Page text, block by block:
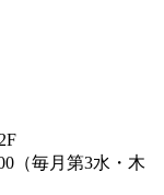
（毎月第3水・木